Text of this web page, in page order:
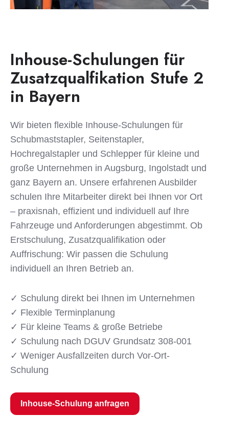
Inhouse-Schulungen für
Zusatzqualfikation Stufe 2
in Bayern
Wir bieten flexible Inhouse-Schulungen für
Schubmaststapler, Seitenstapler,
Hochregalstapler und Schlepper für kleine und
große Unternehmen in Augsburg, Ingolstadt und
ganz Bayern an. Unsere erfahrenen Ausbilder
schulen Ihre Mitarbeiter direkt bei Ihnen vor Ort
– praxisnah, effizient und individuell auf Ihre
Fahrzeuge und Anforderungen abgestimmt. Ob
Erstschulung, Zusatzqualifikation oder
Auffrischung: Wir passen die Schulung
individuell an Ihren Betrieb an.
✓ Schulung direkt bei Ihnen im Unternehmen
✓ Flexible Terminplanung
✓ Für kleine Teams & große Betriebe
✓ Schulung nach DGUV Grundsatz 308-001
✓ Weniger Ausfallzeiten durch Vor-Ort-
Schulung
Inhouse-Schulung anfragen